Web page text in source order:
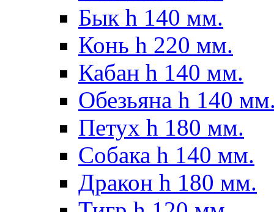
Бык h 140 мм.
Конь h 220 мм.
Кабан h 140 мм.
Обезьяна h 140
Петух h 180 мм.
Собака h 140 мм.
Дракон h 180 мм.